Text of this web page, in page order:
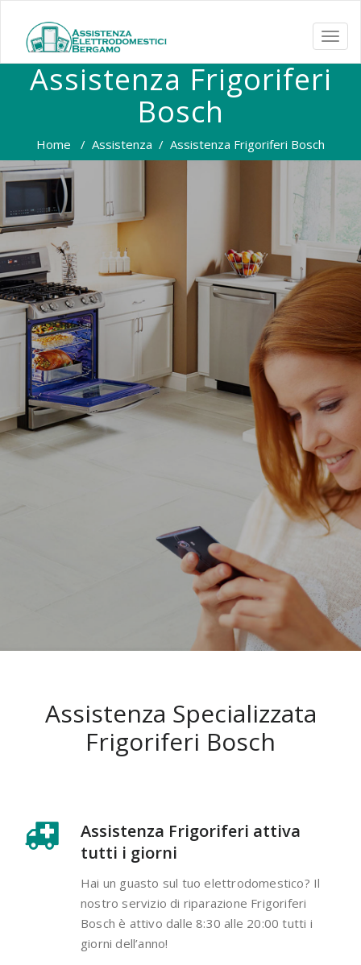
Assistenza Frigoriferi
Bosch
Home / Assistenza / Assistenza Frigoriferi Bosch
Assistenza Specializzata
Frigoriferi Bosch
Assistenza Frigoriferi attiva
tutti i giorni
Hai un guasto sul tuo elettrodomestico? Il
nostro servizio di riparazione Frigoriferi
Bosch è attivo dalle 8:30 alle 20:00 tutti i
giorni dell’anno!